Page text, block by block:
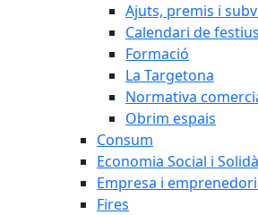
Ajuts, premis i
Calendari de
Formació
La Targetona
Normativa
Obrim espais
Consum
Economia Social i
Empresa i
Fires